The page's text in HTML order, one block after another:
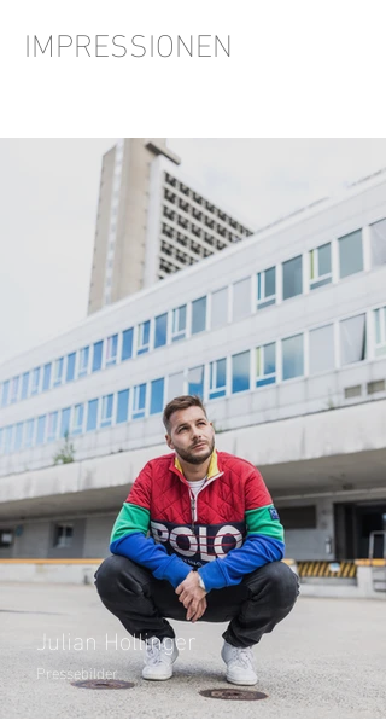
IMPRESSIONEN
Julian Hollinger
Pressebilder